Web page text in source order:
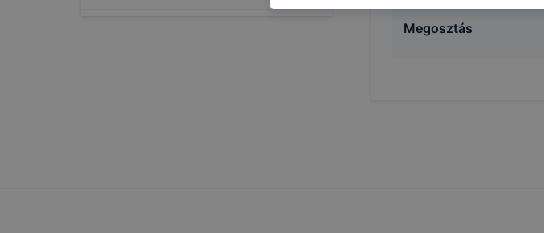
Megosztás
látogatja, vagy használja leginkább, így
még jobb felhasználói élményt, ha ismét